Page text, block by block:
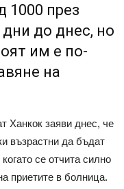
1000 през
до днес, но
им е по-
на
Ханкок заяви днес, че
възрастни да бъдат
се отчита силно
приетите в болница.